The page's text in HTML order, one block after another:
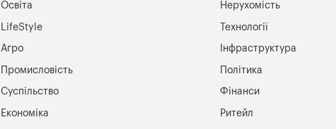
Освіта Нерухомість
LifeStyle Технології
Агро Інфраструктура
Промисловість Політика
Суспільство Фінанси
Економіка Ритейл